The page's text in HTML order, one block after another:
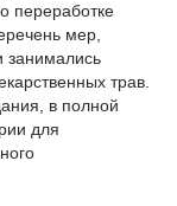
переработке
мер,
занимались
трав.
в полной
для